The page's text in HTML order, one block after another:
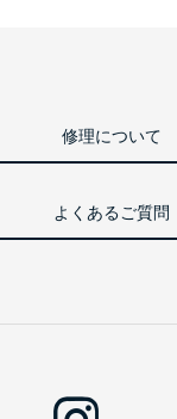
修理について
よくあるご質問